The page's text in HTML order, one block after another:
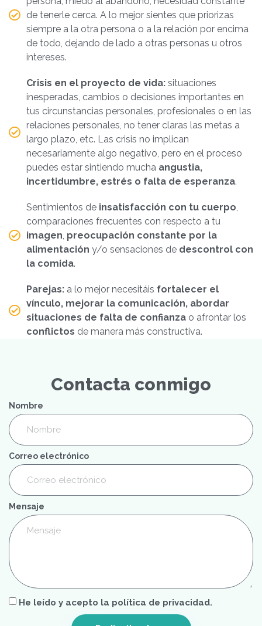
de tenerle cerca. A lo mejor sientes que priorizas
siempre a la otra persona o a la relación por encima
de todo, dejando de lado a otras personas u otros
intereses.
Crisis en el proyecto de vida: situaciones
inesperadas, cambios o decisiones importantes en
tus circunstancias personales, profesionales o en las
relaciones personales, no tener claras las metas a
largo plazo, etc. Las crisis no implican
necesariamente algo negativo, pero en el proceso
puedes estar sintiendo mucha angustia,
incertidumbre, estrés o falta de esperanza.
Sentimientos de insatisfacción con tu cuerpo,
comparaciones frecuentes con respecto a tu
imagen, preocupación constante por la
alimentación y/o sensaciones de descontrol con
la comida.
Parejas: a lo mejor necesitáis fortalecer el
vínculo, mejorar la comunicación, abordar
situaciones de falta de confianza o afrontar los
conflictos de manera más constructiva.
Contacta conmigo
Nombre
Correo electrónico
Mensaje
He leído y acepto la política de privacidad.